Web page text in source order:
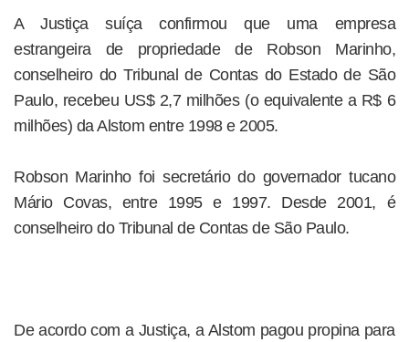
A Justiça suíça confirmou que uma empresa
estrangeira de propriedade de Robson Marinho,
conselheiro do Tribunal de Contas do Estado de São
Paulo, recebeu US$ 2,7 milhões (o equivalente a R$ 6
milhões) da Alstom entre 1998 e 2005.
Robson Marinho foi secretário do governador tucano
Mário Covas, entre 1995 e 1997. Desde 2001, é
conselheiro do Tribunal de Contas de São Paulo.
De acordo com a Justiça, a Alstom pagou propina para